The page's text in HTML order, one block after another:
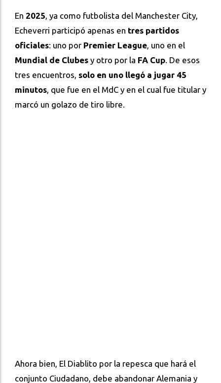
En 2025, ya como futbolista del Manchester City,
Echeverri participó apenas en tres partidos
oficiales: uno por Premier League, uno en el
Mundial de Clubes y otro por la FA Cup. De esos
tres encuentros, solo en uno llegó a jugar 45
minutos, que fue en el MdC y en el cual fue titular y
marcó un golazo de tiro libre.
Ahora bien, El Diablito por la repesca que hará el
conjunto Ciudadano, debe abandonar Alemania y